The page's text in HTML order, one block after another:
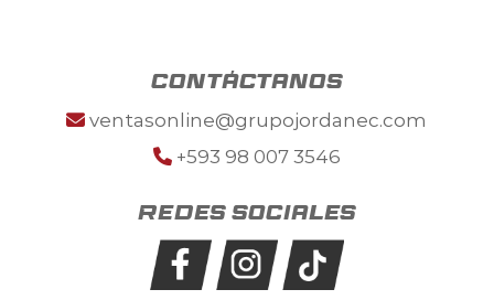
contáctanos
ventasonline@grupojordanec.com
+593 98 007 3546
Redes sociales